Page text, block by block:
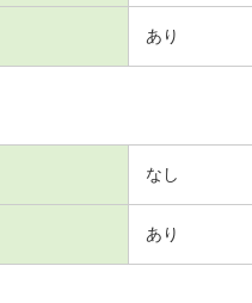
あり
なし
あり